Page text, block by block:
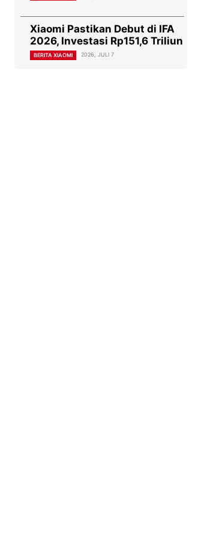
Xiaomi Pastikan Debut di IFA
2026, Investasi Rp151,6 Triliun
BERITA XIAOMI 2026, JULI 7